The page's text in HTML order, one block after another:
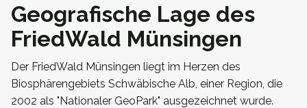
Geografische Lage des
FriedWald Münsingen
Der FriedWald Münsingen liegt im Herzen des
Biosphärengebiets Schwäbische Alb, einer Region, die
2002 als "Nationaler GeoPark" ausgezeichnet wurde.